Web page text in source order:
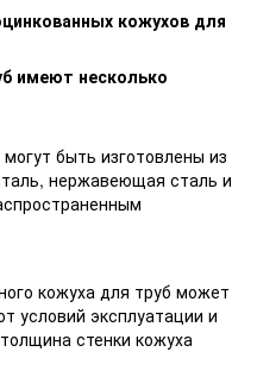
кожухов для
имеют несколько
быть изготовлены из
нержавеющая сталь и
кожуха для труб может
условий эксплуатации и
стенки кожуха